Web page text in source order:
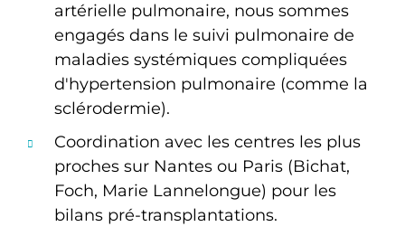
artérielle pulmonaire, nous sommes
engagés dans le suivi pulmonaire de
maladies systémiques compliquées
d'hypertension pulmonaire (comme la
sclérodermie).
Coordination avec les centres les plus
proches sur Nantes ou Paris (Bichat,
Foch, Marie Lannelongue) pour les
bilans pré-transplantations.